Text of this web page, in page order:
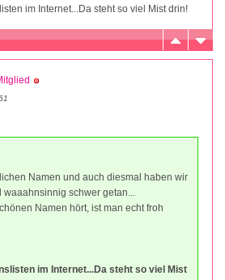
im Internet...Da steht so viel Mist drin!
Namen und auch diesmal haben wir
schwer getan...
Namen hört, ist man echt froh
im Internet...Da steht so viel Mist